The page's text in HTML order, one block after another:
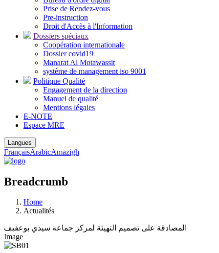
Prise de Rendez-vous
Pre-instruction
Droit d'Accès à l'Information
Dossiers spéciaux
Coopération internationale
Dossier covid19
Manarat Al Motawassit
système de management iso 9001
Politique Qualité
Engagement de la direction
Manuel de qualité
Mentions légales
E-NOTE
Espace MRE
Langues
FrançaisArabicAmazigh
Breadcrumb
Home
Actualités
المصادقة على تصميم التهيئة لمركز جماعة سيدي بوعفيف
Image